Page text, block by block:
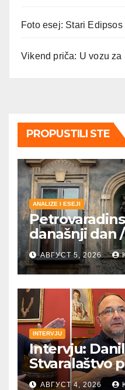
Foto esej: Stari
Vikend priča: U vozu za
PROPUSTILI STE
ANALIZE I ESEJI
današnji dan
pobednica u
АВГУСТ 5, 2026
INTERVJU
Intervju:
Stvaralaštvo
umetnost i
АВГУСТ 4, 2026